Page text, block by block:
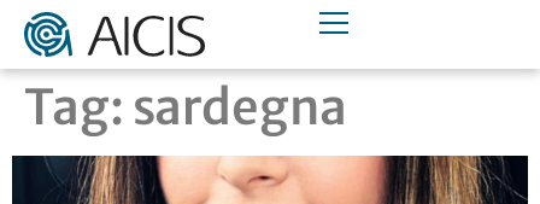
Tag: sardegna